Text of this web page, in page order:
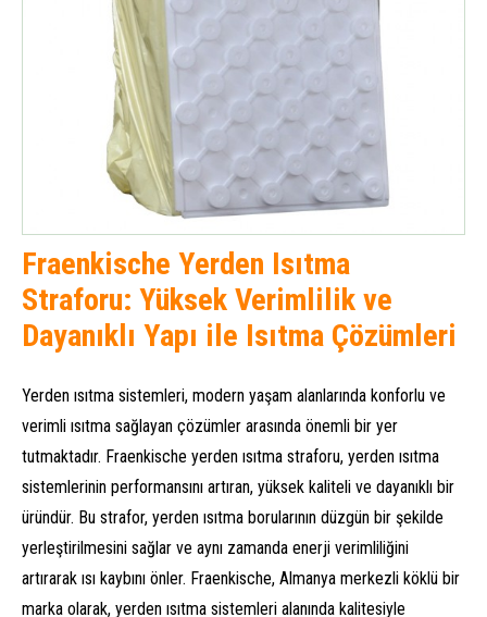
Fraenkische Yerden Isıtma
Straforu: Yüksek Verimlilik ve
Dayanıklı Yapı ile Isıtma Çözümleri
Yerden ısıtma sistemleri, modern yaşam alanlarında konforlu ve
verimli ısıtma sağlayan çözümler arasında önemli bir yer
tutmaktadır. Fraenkische yerden ısıtma straforu, yerden ısıtma
sistemlerinin performansını artıran, yüksek kaliteli ve dayanıklı bir
üründür. Bu strafor, yerden ısıtma borularının düzgün bir şekilde
yerleştirilmesini sağlar ve aynı zamanda enerji verimliliğini
artırarak ısı kaybını önler. Fraenkische, Almanya merkezli köklü bir
marka olarak, yerden ısıtma sistemleri alanında kalitesiyle